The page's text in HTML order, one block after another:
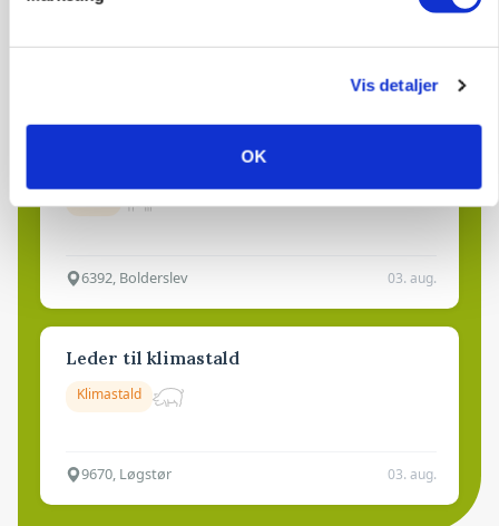
Vis detaljer
OK
03. aug.
Kalvepasser til ejendom i udvikling søges
6392, Bolderslev 03. aug.
Leder til klimastald
Klimastald
9670, Løgstør 03. aug.